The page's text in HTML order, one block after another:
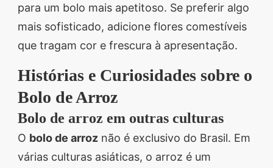
para um bolo mais apetitoso. Se preferir algo
mais sofisticado, adicione flores comestíveis
que tragam cor e frescura à apresentação.
Histórias e Curiosidades sobre o
Bolo de Arroz
Bolo de arroz em outras culturas
O bolo de arroz não é exclusivo do Brasil. Em
várias culturas asiáticas, o arroz é um